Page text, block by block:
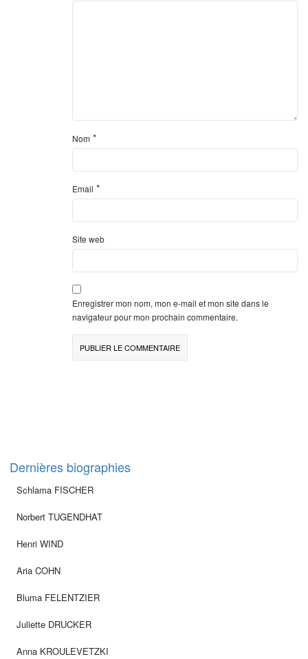
Nom *
Email *
Site web
Enregistrer mon nom, mon e-mail et mon site dans le
navigateur pour mon prochain commentaire.
Dernières biographies
Schlama FISCHER
Norbert TUGENDHAT
Henri WIND
Aria COHN
Bluma FELENTZIER
Juliette DRUCKER
Anna KROULEVETZKI